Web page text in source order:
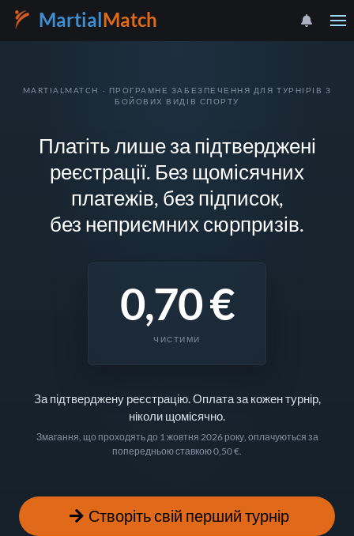
Martial Match
MARTIALMATCH · ПРОГРАМНЕ ЗАБЕЗПЕЧЕННЯ ДЛЯ ТУРНІРІВ З
БОЙОВИХ ВИДІВ СПОРТУ
Платіть лише за підтверджені
реєстрації. Без щомісячних
платежів, без підписок,
без неприємних сюрпризів.
0,70 €
ЧИСТИМИ
За підтверджену реєстрацію. Оплата за кожен турнір,
ніколи щомісячно.
Змагання, що проходять до 1 жовтня 2026 року, оплачуються за
попередньою ставкою 0,50 €.
Створіть свій перший турнір